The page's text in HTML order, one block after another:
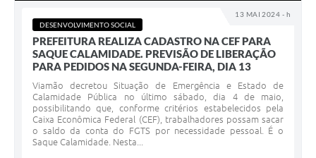
13 MAI 2024 - h
DESENVOLVIMENTO SOCIAL
PREFEITURA REALIZA CADASTRO NA CEF PARA
SAQUE CALAMIDADE. PREVISÃO DE LIBERAÇÃO
PARA PEDIDOS NA SEGUNDA-FEIRA, DIA 13
Viamão decretou Situação de Emergência e Estado de
Calamidade Pública no último sábado, dia 4 de maio,
possibilitando que, conforme critérios estabelecidos pela
Caixa Econômica Federal (CEF), trabalhadores possam sacar
o saldo da conta do FGTS por necessidade pessoal. É o
Saque Calamidade. Nesta...